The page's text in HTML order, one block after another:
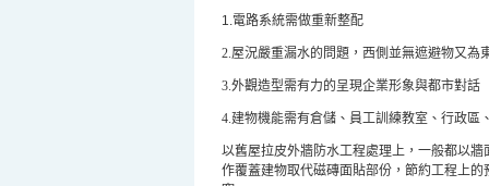
1.電路系統需做重新整配
2.屋況嚴重漏水的問題，西側並無遮避物又為
3.外觀造型需有力的呈現企業形象與都市對話
4.建物機能需有倉儲、員工訓練教室、行政區
以舊屋拉皮外牆防水工程處理上，一般都以
作覆蓋建物取代磁磚面貼部份，節約工程上